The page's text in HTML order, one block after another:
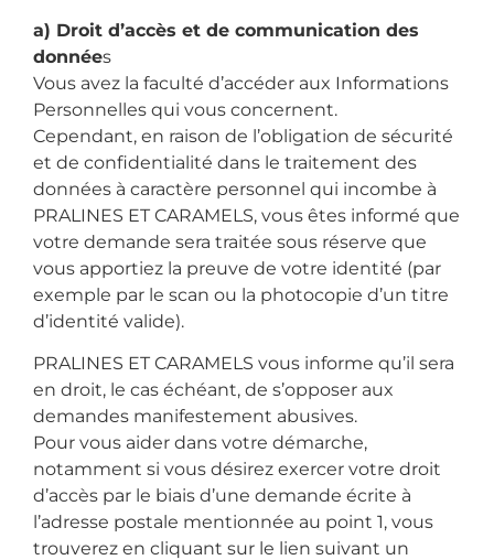
a) Droit d’accès et de communication des
données
Vous avez la faculté d’accéder aux Informations
Personnelles qui vous concernent.
Cependant, en raison de l’obligation de sécurité
et de confidentialité dans le traitement des
données à caractère personnel qui incombe à
PRALINES ET CARAMELS, vous êtes informé que
votre demande sera traitée sous réserve que
vous apportiez la preuve de votre identité (par
exemple par le scan ou la photocopie d’un titre
d’identité valide).
PRALINES ET CARAMELS vous informe qu’il sera
en droit, le cas échéant, de s’opposer aux
demandes manifestement abusives.
Pour vous aider dans votre démarche,
notamment si vous désirez exercer votre droit
d’accès par le biais d’une demande écrite à
l’adresse postale mentionnée au point 1, vous
trouverez en cliquant sur le lien suivant un